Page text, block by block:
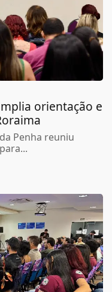
orientação e
Penha reuniu